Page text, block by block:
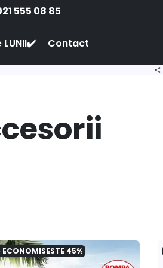
555 08 85
Contact
share
ECONOMISESTE 45%